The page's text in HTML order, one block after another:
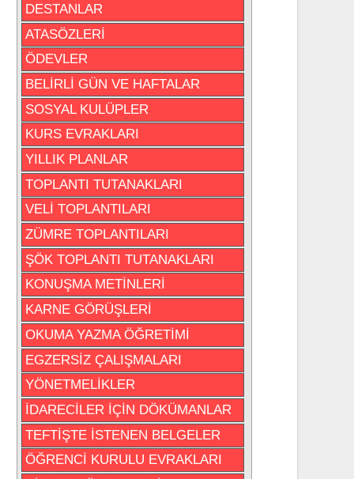
DESTANLAR
ATASÖZLERİ
ÖDEVLER
BELİRLİ GÜN VE HAFTALAR
SOSYAL KULÜPLER
KURS EVRAKLARI
YILLIK PLANLAR
TOPLANTI TUTANAKLARI
VELİ TOPLANTILARI
ZÜMRE TOPLANTILARI
ŞÖK TOPLANTI TUTANAKLARI
KONUŞMA METİNLERİ
KARNE GÖRÜŞLERİ
OKUMA YAZMA ÖĞRETİMİ
EGZERSİZ ÇALIŞMALARI
YÖNETMELİKLER
İDARECİLER İÇİN DÖKÜMANLAR
TEFTİŞTE İSTENEN BELGELER
ÖĞRENCİ KURULU EVRAKLARI